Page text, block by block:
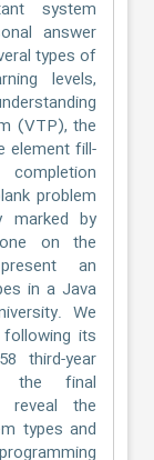
system
answer
types of
levels,
(VTP), the
element fill-
problem
marked by
on the
an
in a Java
We
its
third-year
the final
reveal the
types and